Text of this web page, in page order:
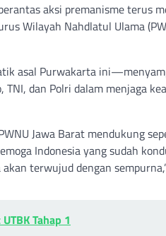
aksi premanisme terus
Wilayah Nahdlatul Ulama
asal Purwakarta
dan Polri dalam menjaga
Jawa Barat mendukung
Indonesia yang sudah
terwujud dengan
Tahap 1